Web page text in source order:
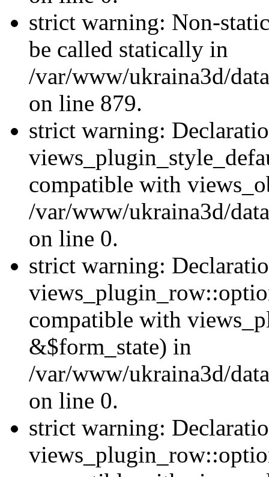
strict warning: Non-
be called statically in
/var/www/ukraina3d/
on line 879.
strict warning:
compatible with
/var/www/ukraina3d/
on line 0.
strict warning:
compatible with
&$form_state) in
/var/www/ukraina3d/
on line 0.
strict warning: